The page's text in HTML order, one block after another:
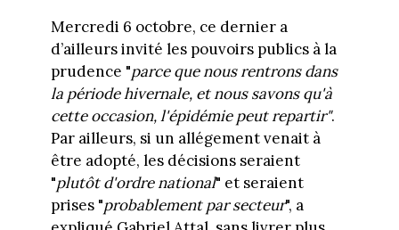
Mercredi 6 octobre, ce dernier a
d’ailleurs invité les pouvoirs publics à la
prudence "parce que nous rentrons dans
la période hivernale, et nous savons qu'à
cette occasion, l'épidémie peut repartir".
Par ailleurs, si un allégement venait à
être adopté, les décisions seraient
"plutôt d'ordre national" et seraient
prises "probablement par secteur", a